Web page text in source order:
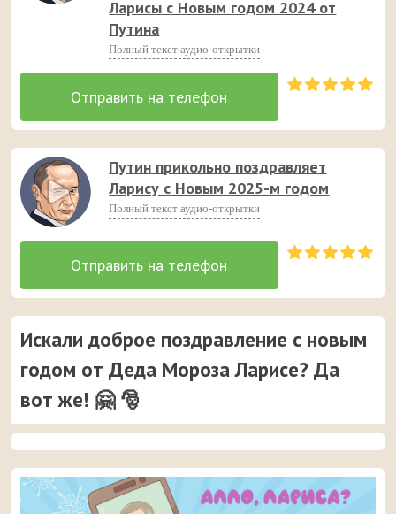
Ларисы с Новым годом 2024 от
Путина
Полный текст аудио-открытки
Путин прикольно поздравляет
Ларису с Новым 2025-м годом
Полный текст аудио-открытки
Искали доброе поздравление с новым
годом от Деда Мороза Ларисе? Да
вот же! 🤗 🎅